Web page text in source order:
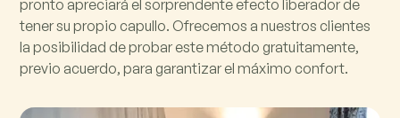
pronto apreciará el sorprendente efecto liberador de
tener su propio capullo. Ofrecemos a nuestros clientes
la posibilidad de probar este método gratuitamente,
previo acuerdo, para garantizar el máximo confort.